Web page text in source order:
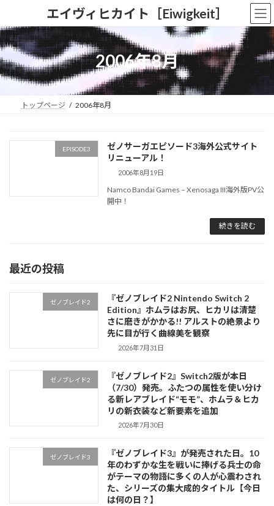
テ
ン
ツ
へ
ス
ゲ
ー
シ
ョ
ン
エイヴィヒカイト［Eiwigkeit］
2006年8月
トップページ 2006年8月
EPISODE3
ゼノサーガエピソード3海外公式サイト
リニューアル！
2006年8月19日
Namco Bandai Games – Xenosaga III海外版PV公
開中！
続きを読む
最近の投稿
ゼノブレイド2
『ゼノブレイド2 Nintendo Switch 2
Edition』ホムラはお尻、ヒカリは清楚
さに磨きがかかる!! アルストの絶景より
先に目が行く曲線美を観察
2026年7月31日
ゼノブレイド2
『ゼノブレイド2』Switch2版が本日
（7/30）発売。ふたつの属性を使い分け
る新レアブレイド“モモ”、ホムラ＆ヒカ
リの新衣装など新要素を追加
2026年7月30日
ゼノブレイド3
『ゼノブレイド3』が発売された日。10
年のわずかな生を戦いに捧げる兵士の命
がテーマの物語に多くの人が心震わされ
た、シリーズの集大成的タイトル【今日
は何の日？】